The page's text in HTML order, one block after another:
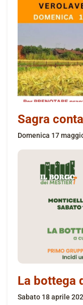
Sagra
domenica 17
La bottega
sabato 18 aprile